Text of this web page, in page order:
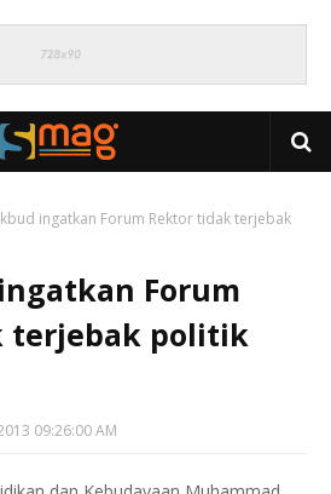
ingatkan Forum Rektor tidak terjebak
Forum
terjebak politik
09:26:00 AM